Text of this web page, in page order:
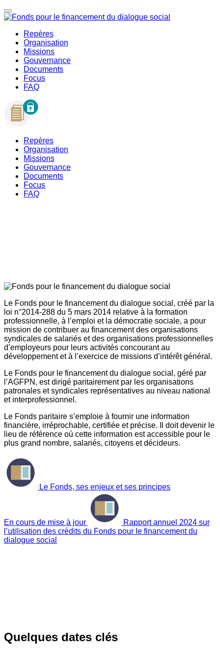
Repères
Organisation
Missions
Gouvernance
Documents
Focus
FAQ
Repères
Organisation
Missions
Gouvernance
Documents
Focus
FAQ
Le Fonds pour le financement du dialogue social, créé par la
loi n°2014-288 du 5 mars 2014 relative à la formation
professionnelle, à l’emploi et la démocratie sociale, a pour
mission de contribuer au financement des organisations
syndicales de salariés et des organisations professionnelles
d’employeurs pour leurs activités concourant au
développement et à l’exercice de missions d’intérêt général.
Le Fonds pour le financement du dialogue social, géré par
l’AGFPN, est dirigé paritairement par les organisations
patronales et syndicales représentatives au niveau national
et interprofessionnel.
Le Fonds paritaire s’emploie à fournir une information
financière, irréprochable, certifiée et précise. Il doit devenir le
lieu de référence où cette information est accessible pour le
plus grand nombre, salariés, citoyens et décideurs.
Le Fonds, ses enjeux et ses principes
En cours de mise à jour
Rapport annuel 2024 sur
l’utilisation des crédits du Fonds pour le financement du
dialogue social
Quelques dates clés